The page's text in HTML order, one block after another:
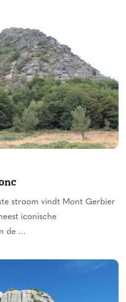
stroom vindt Mont Gerbier
iconische
de ...